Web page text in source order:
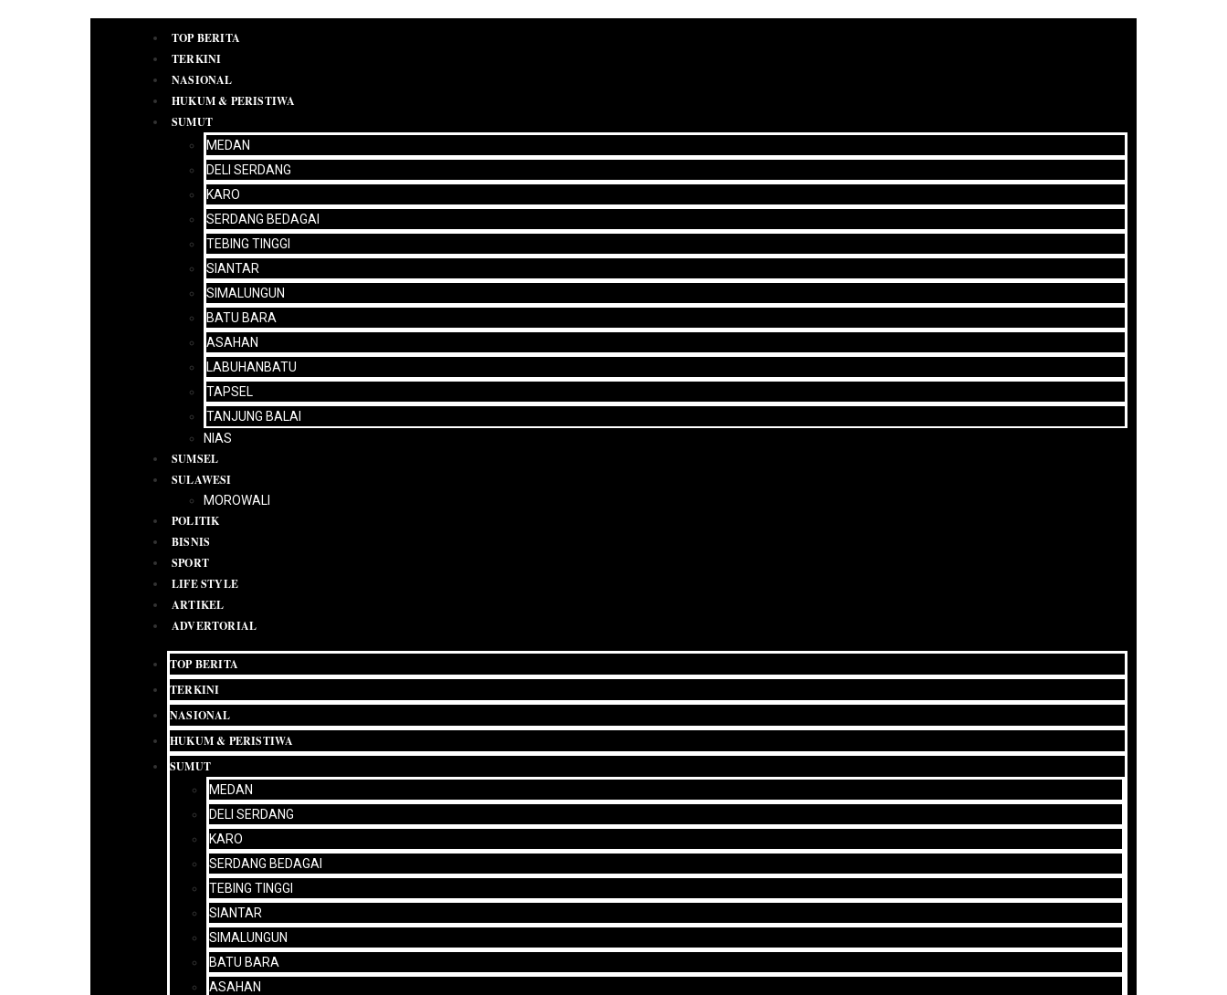
PEDOMAN
TOP BERITA
TERKINI
NASIONAL
HUKUM & PERISTIWA
SUMUT
MEDAN
DELI SERDANG
KARO
SERDANG BEDAGAI
TEBING TINGGI
SIANTAR
SIMALUNGUN
BATU BARA
ASAHAN
LABUHANBATU
TAPSEL
TANJUNG BALAI
NIAS
SUMSEL
SULAWESI
MOROWALI
POLITIK
BISNIS
SPORT
LIFE STYLE
ARTIKEL
ADVERTORIAL
TOP BERITA
TERKINI
NASIONAL
HUKUM & PERISTIWA
SUMUT
MEDAN
DELI SERDANG
KARO
SERDANG BEDAGAI
TEBING TINGGI
SIANTAR
SIMALUNGUN
BATU BARA
ASAHAN